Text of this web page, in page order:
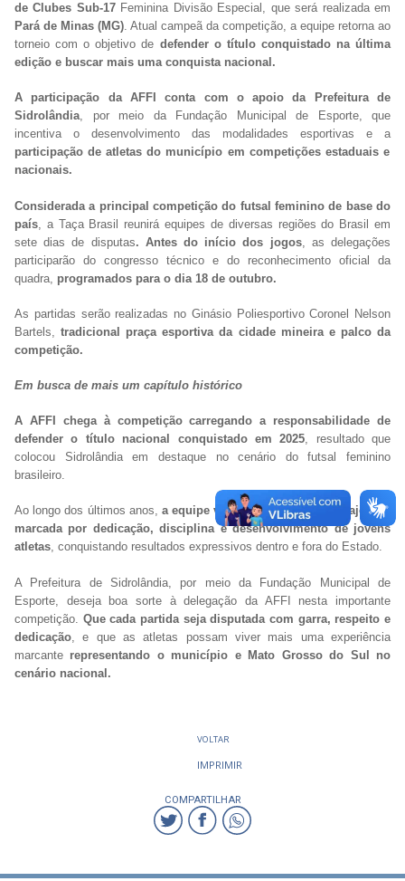
de Clubes Sub-17 Feminina Divisão Especial, que será realizada em
Pará de Minas (MG). Atual campeã da competição, a equipe retorna ao
torneio com o objetivo de defender o título conquistado na última
edição e buscar mais uma conquista nacional.
A participação da AFFI conta com o apoio da Prefeitura de
Sidrolândia, por meio da Fundação Municipal de Esporte, que
incentiva o desenvolvimento das modalidades esportivas e a
participação de atletas do município em competições estaduais e
nacionais.
Considerada a principal competição do futsal feminino de base do
país , a Taça Brasil reunirá equipes de diversas regiões do Brasil em
sete dias de disputas. Antes do início dos jogos, as delegações
participarão do congresso técnico e do reconhecimento oficial da
quadra, programados para o dia 18 de outubro.
As partidas serão realizadas no Ginásio Poliesportivo Coronel Nelson
Bartels,
tradicional praça esportiva da cidade mineira e palco da
competição.
Em busca de mais um capítulo histórico
A AFFI chega à competição carregando a responsabilidade de
defender o título nacional conquistado em 2025, resultado que
colocou Sidrolândia em destaque no cenário do futsal feminino
brasileiro.
Ao longo dos últimos anos, a equipe vem construindo uma trajetória
marcada por dedicação, disciplina e desenvolvimento de jovens
atletas, conquistando resultados expressivos dentro e fora do Estado.
A Prefeitura de Sidrolândia, por meio da Fundação Municipal de
Esporte, deseja boa sorte à delegação da AFFI nesta importante
competição. Que cada partida seja disputada com garra, respeito e
dedicação , e que as atletas possam viver mais uma experiência
marcante representando o município e Mato Grosso do Sul no
cenário nacional.
VOLTAR
IMPRIMIR
COMPARTILHAR